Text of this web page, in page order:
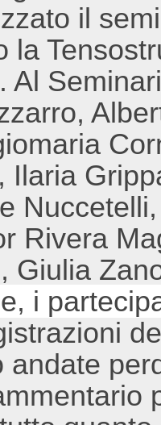
il
la
Al
Ilaria
Rivera
Giulia
i
andate